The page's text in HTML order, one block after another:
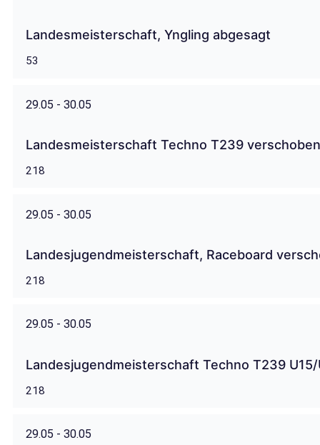
Landesmeisterschaft, Yngling abgesagt
53
29.05 - 30.05
Landesmeisterschaft Techno T239 verschoben
218
29.05 - 30.05
Landesjugendmeisterschaft, Raceboard
218
29.05 - 30.05
Landesjugendmeisterschaft Techno T239
218
29.05 - 30.05